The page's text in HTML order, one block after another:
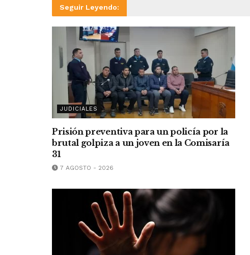
Seguir Leyendo:
JUDICIALES
Prisión preventiva para un policía por la
brutal golpiza a un joven en la Comisaría
31
7 AGOSTO - 2026